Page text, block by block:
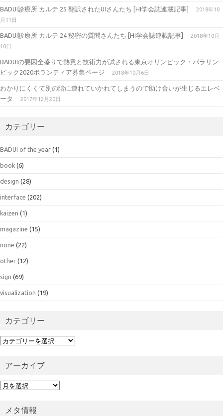
BADUI診療所 カルテ.25 翻訳されたUIさんたち [HI学会誌連載記事]
2018年10
月11日
BADUI診療所 カルテ.24 秘密の質問さんたち [HI学会誌連載記事]
2018年10月
10日
BADUIの要因全盛りで熱意と技術力が試される東京オリンピック・パラリン
ピック2020ボランティア募集ページ
2018年10月6日
わかりにくくて別の階に連れていかれてしまうので助け合いが生じるエレベ
ータ
2017年12月20日
カテゴリー
BADUI of the year (1)
book (6)
design (28)
interface (202)
kaizen (1)
magazine (15)
none (22)
other (12)
sign (69)
visualization (19)
カテゴリー
カ
アーカイブ
ア
イメタ情報